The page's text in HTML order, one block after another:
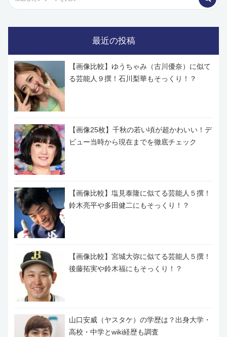
最近の投稿
【画像比較】ゆうちゃみ（古川優奈）に似て
る芸能人９撰！石川梨華もそっくり！？
【画像25枚】千秋の若い頃が超かわいい！デ
ビュー当時から現在までを徹底チェック
【画像比較】塩見泰隆に似てる芸能人５撰！
鈴木亮平や多田健二にもそっくり！？
【画像比較】宮城大弥に似てる芸能人５撰！
後藤拓実や鈴木福にもそっくり！？
山口安威（ヤスタケ）の学歴は？出身大学・
高校・中学とwiki経歴も調査